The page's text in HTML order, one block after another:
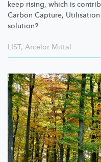
keep rising, which is
Carbon Capture,
solution?
LIST, Arcelor Mittal